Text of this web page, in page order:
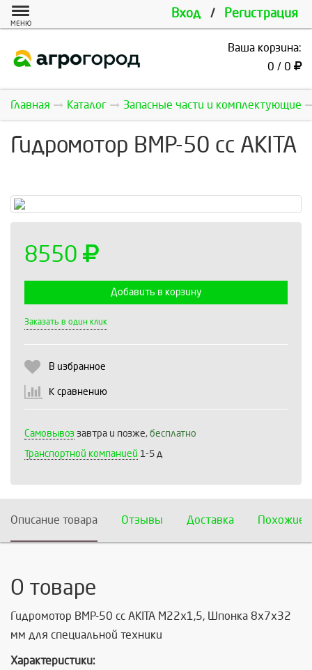
Вход / Регистрация
МЕНЮ
Ваша корзина:
0 / 0
Главная Каталог Запасные части и комплектующие
Гидромотор BMP-50 сс AKITA
8550
Добавить в корзину
Заказать в один клик
В избранное
К сравнению
Самовывоз завтра и позже, бесплатно
Транспортной компанией 1-5 д
Описание товара Отзывы Доставка Похожие
О товаре
Гидромотор BMP-50 сс AKITA М22х1,5, Шпонка 8х7х32
мм для специальной техники
Характеристики: